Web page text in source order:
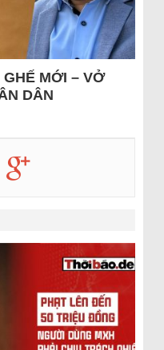
MỚI – VỞ
DÂN